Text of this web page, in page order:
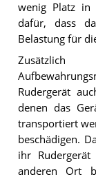
wenig Platz in
dafür, dass
Belastung für
Rudergerät
denen das
transportiert
beschädigen.
ihr
anderen Ort